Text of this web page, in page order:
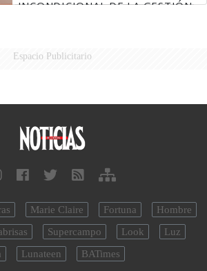
INCONDICIONAL DE LA GESTIÓN
Espacio Publicitario
Marie Claire Fortuna
Hombre
Supercampo Look
Luz
Lunateen BATimes